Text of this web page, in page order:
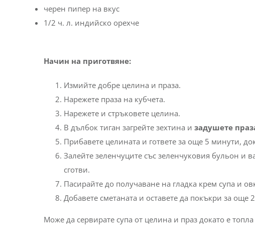
черен пипер на вкус
1/2 ч. л. индийско орехче
Начин на приготвяне:
Измийте добре целина и праза.
Нарежете праза на кубчета.
Нарежете и стръковете целина.
В дълбок тиган загрейте зехтина и задушете
Прибавете целината и гответе за още 5 минути,
Залейте зеленчуците със зеленчуковия бульон и
сготви.
Пасирайте до получаване на гладка крем супа и
Добавете сметаната и оставете да покъкри за още
Може да сервирате супа от целина и праз докато е